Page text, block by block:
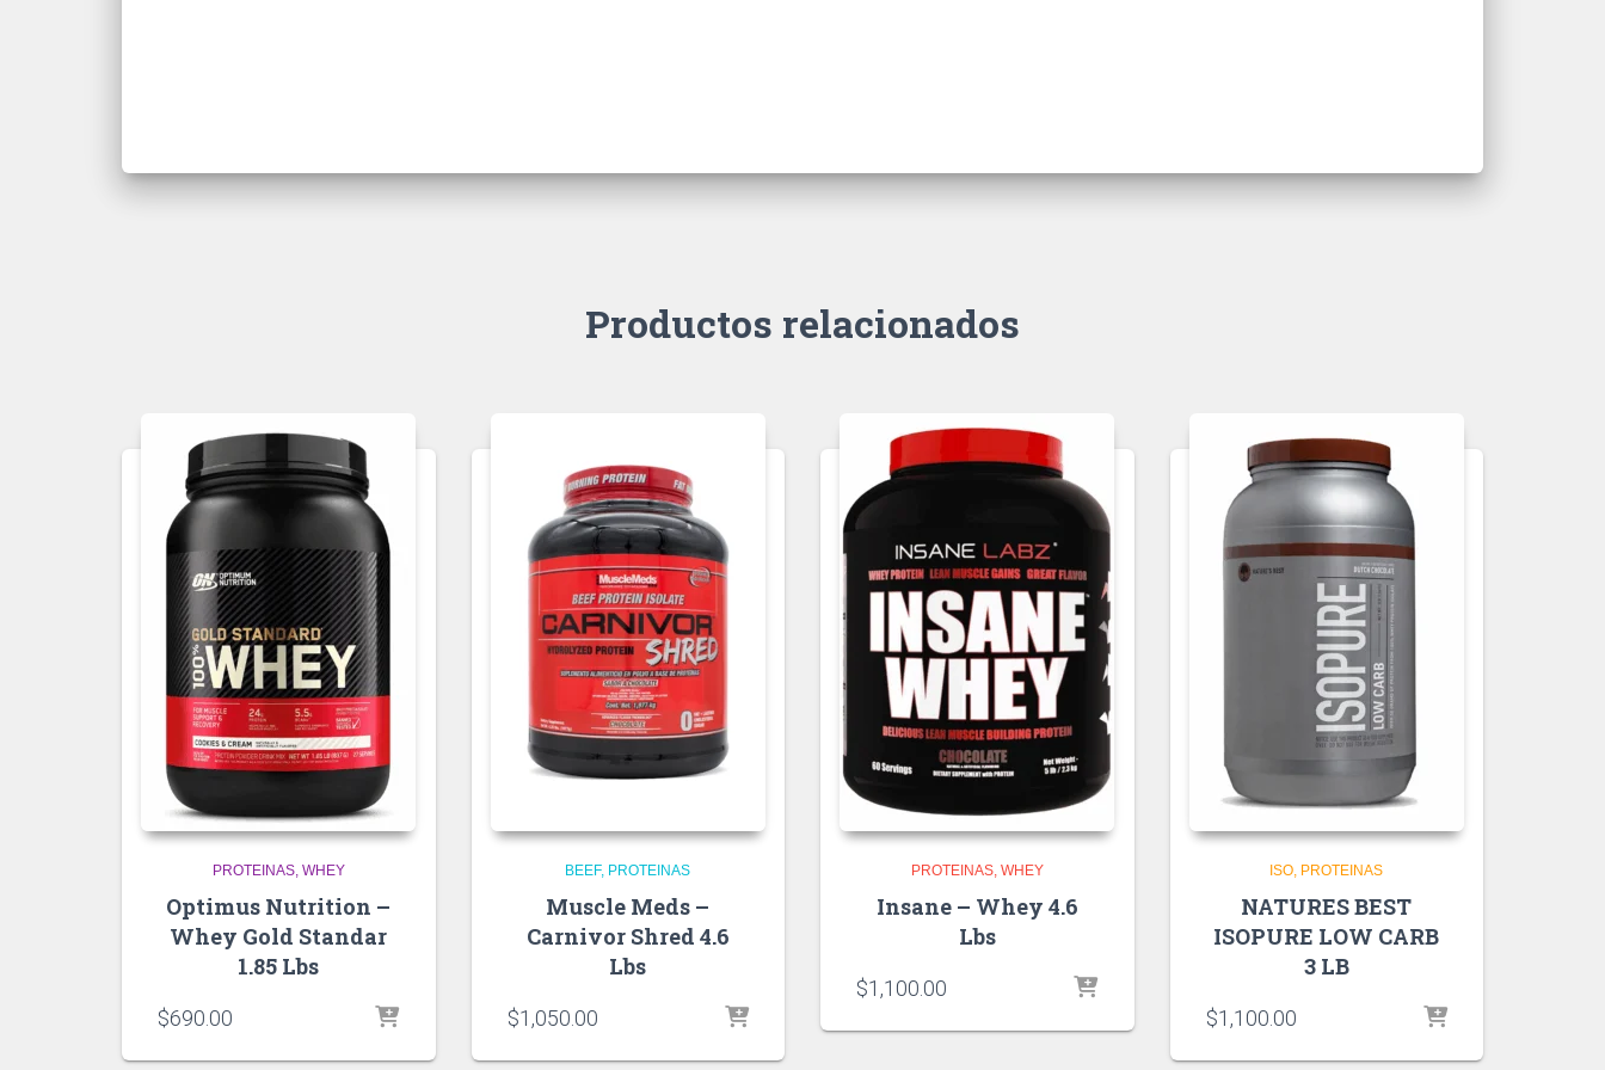
Productos relacionados
PROTEINAS WHEY
Optimus Nutrition –
Whey Gold Standar
1.85 Lbs
$690.00
BEEF PROTEINAS
Muscle Meds –
Carnivor Shred 4.6
Lbs
$1,050.00
PROTEINAS WHEY
Insane – Whey 4.6
Lbs
$1,100.00
ISO PROTEINAS
NATURES BEST
ISOPURE LOW CARB
3 LB
$1,100.00